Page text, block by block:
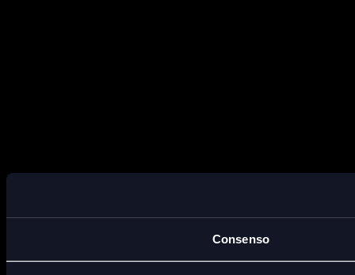
Consenso